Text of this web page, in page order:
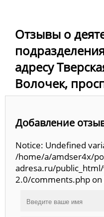
Отзывы о
адресу
Волочек,
Добавление
Notice: Undefined
/home/a/amdser4x/
adresa.ru/
2.0/comments.php on